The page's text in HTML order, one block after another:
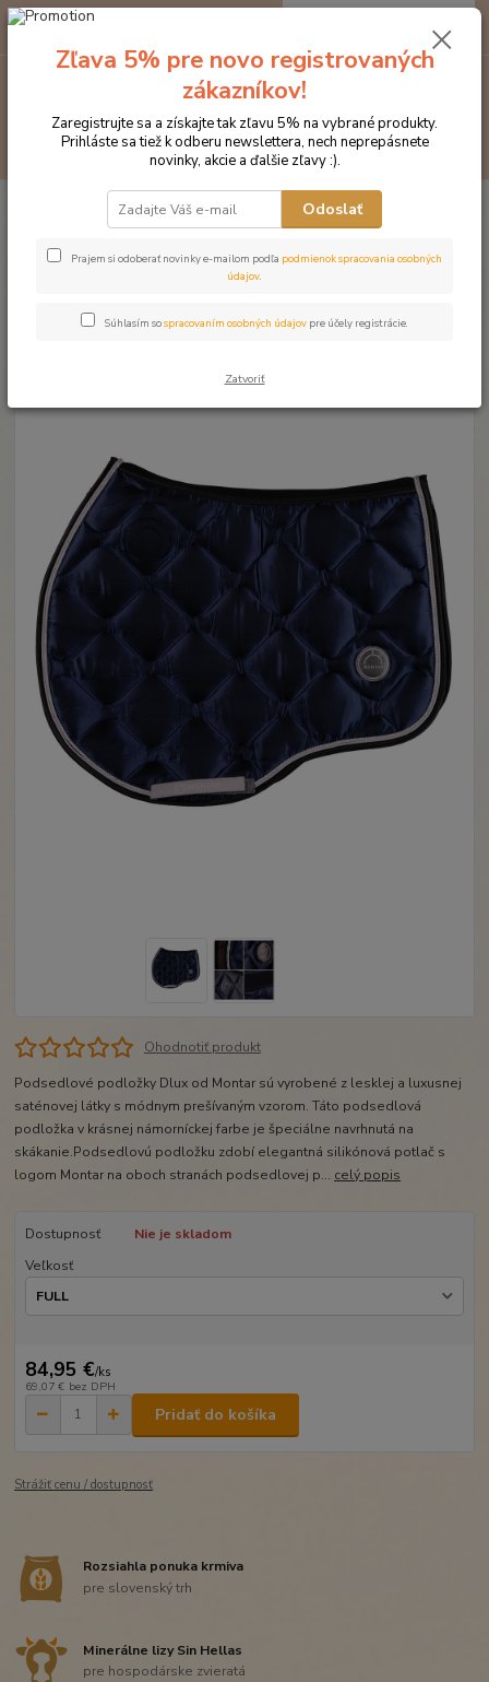
Hľadať
za0 €
Značka oblečenia MONTAR ZĽAVY!
Podsedlové dečky
MONTAR podsedlová dečka Navy Jump Dlux
MONTAR podsedlová dečka Navy
Jump Dlux
Ohodnotiť produkt
Podsedlové podložky Dlux od Montar sú vyrobené z lesklej a luxusnej
saténovej látky s módnym prešívaným vzorom. Táto podsedlová
podložka v krásnej námorníckej farbe je špeciálne navrhnutá na
skákanie.Podsedlovú podložku zdobí elegantná silikónová potlač s
logom Montar na oboch stranách podsedlovej p... celý popis
Dostupnosť
Nie je skladom
Veľkosť
84,95 €/ks
69,07 € bez DPH
Pridať do košíka
Strážiť cenu / dostupnosť
Rozsiahla ponuka krmiva
pre slovenský trh
Minerálne lizy Sin Hellas
pre hospodárske zvieratá
Zľava 5% pre novo registrovaných
zákazníkov!
Zaregistrujte sa a získajte tak zľavu 5% na vybrané produkty.
Prihláste sa tiež k odberu newslettera, nech neprepásnete
novinky, akcie a ďalšie zľavy :).
Odoslať
Prajem si odoberať novinky e-mailom podľa podmienok spracovania osobných
údajov.
Súhlasím sospracovaním osobných údajov pre účely registrácie.
Zatvoriť